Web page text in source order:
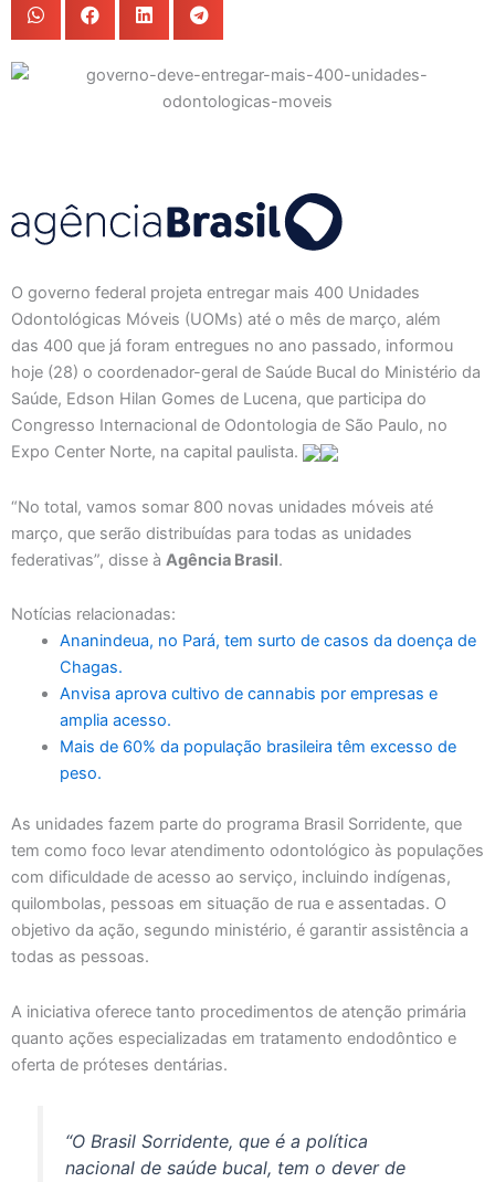
O governo federal projeta entregar mais 400 Unidades
Odontológicas Móveis (UOMs) até o mês de março, além
das 400 que já foram entregues no ano passado, informou
hoje (28) o coordenador-geral de Saúde Bucal do Ministério da
Saúde, Edson Hilan Gomes de Lucena, que participa do
Congresso Internacional de Odontologia de São Paulo, no
Expo Center Norte, na capital paulista.
“No total, vamos somar 800 novas unidades móveis até
março, que serão distribuídas para todas as unidades
federativas”, disse à Agência Brasil.
Notícias relacionadas:
Ananindeua, no Pará, tem surto de casos da doença de
Chagas.
Anvisa aprova cultivo de cannabis por empresas e
amplia acesso.
Mais de 60% da população brasileira têm excesso de
peso.
As unidades fazem parte do programa Brasil Sorridente, que
tem como foco levar atendimento odontológico às populações
com dificuldade de acesso ao serviço, incluindo indígenas,
quilombolas, pessoas em situação de rua e assentadas. O
objetivo da ação, segundo ministério, é garantir assistência a
todas as pessoas.
A iniciativa oferece tanto procedimentos de atenção primária
quanto ações especializadas em tratamento endodôntico e
oferta de próteses dentárias.
“O Brasil Sorridente, que é a política
nacional de saúde bucal, tem o dever de